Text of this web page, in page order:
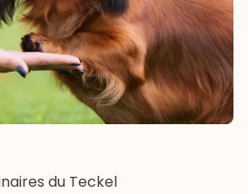
du Teckel